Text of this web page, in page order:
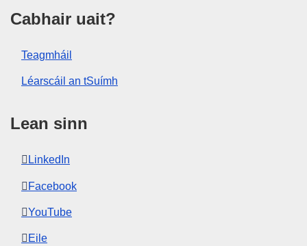
Cabhair uait?
Teagmháil
Léarscáil an tSuímh
Lean sinn
LinkedIn
Facebook
YouTube
Eile